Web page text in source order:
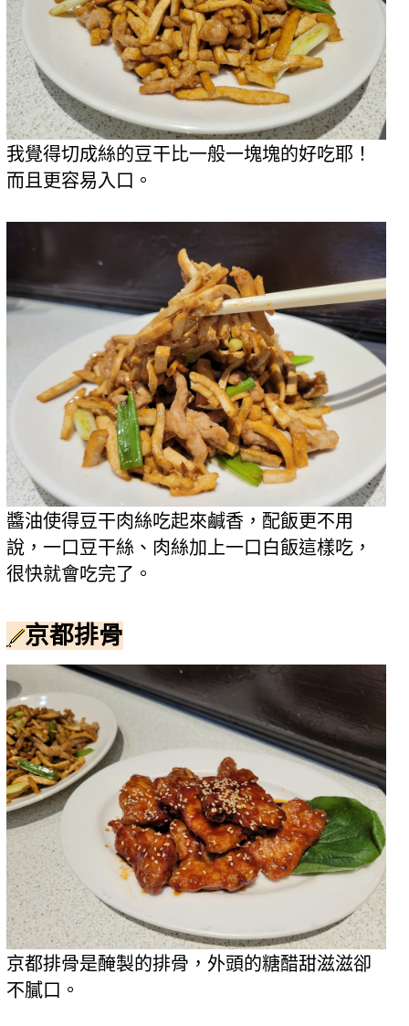
我覺得切成絲的豆干比一般一塊塊的好吃耶！
而且更容易入口。
醬油使得豆干肉絲吃起來鹹香，配飯更不用
說，一口豆干絲、肉絲加上一口白飯這樣吃，
很快就會吃完了。
京都排骨
京都排骨是醃製的排骨，外頭的糖醋甜滋滋卻
不膩口。